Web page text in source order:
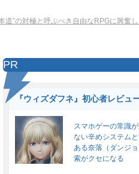
道”の対極と呼ぶべき自由なRPGに興奮
PR
『ウィズダフネ』初心者レビュ
スマホゲーの常識
ない辛めシステム
ある奈落（ダンジ
索がクセになる